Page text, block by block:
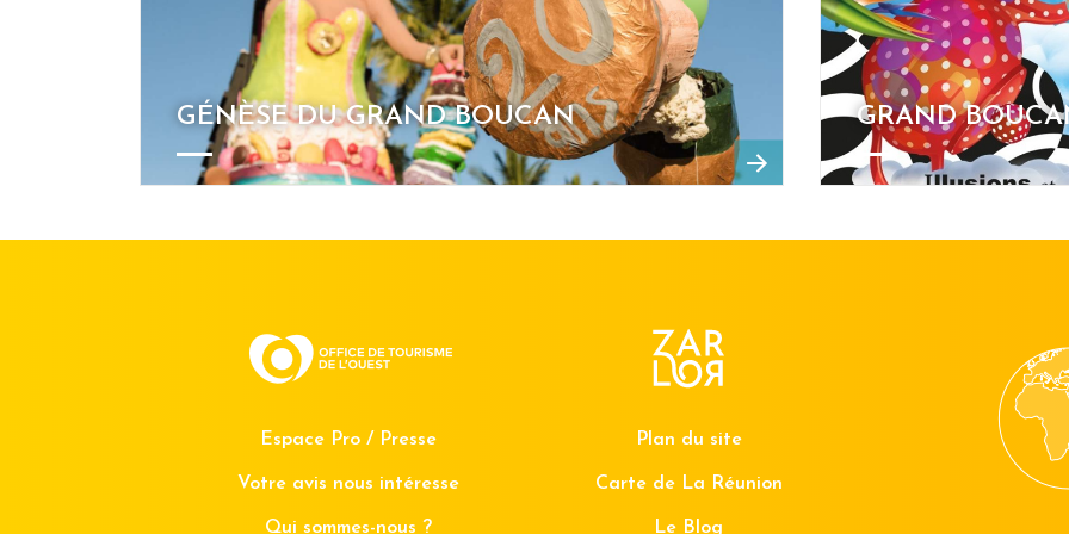
GÉNÈSE DU GRAND BOUCAN GRAND
Espace Pro / Presse
Votre avis nous intéresse
Qui sommes-nous ?
Plan du site
Carte de La Réunion
Le Blog